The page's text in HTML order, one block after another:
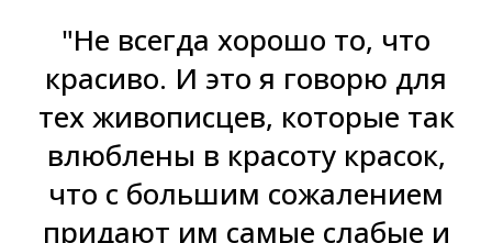
"Не всегда хорошо то, что
красиво. И это я говорю для
тех живописцев, которые так
влюблены в красоту красок,
что с большим сожалением
придают им самые слабые и